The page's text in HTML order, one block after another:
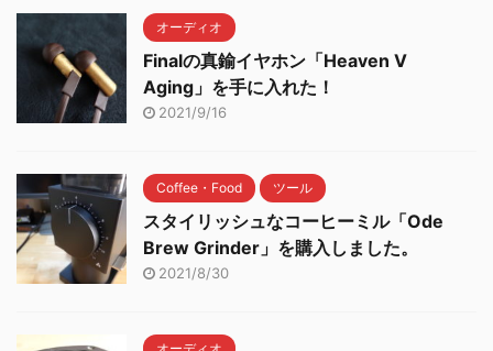
オーディオ
Finalの真鍮イヤホン「Heaven V
Aging」を手に入れた！
2021/9/16
Coffee・Food ツール
スタイリッシュなコーヒーミル「Ode
Brew Grinder」を購入しました。
2021/8/30